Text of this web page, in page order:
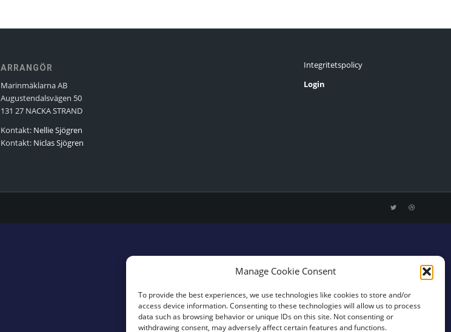
Manage Cookie Consent
To provide the best experiences, we use technologies like cookies to store and/or
access device information. Consenting to these technologies will allow us to process
data such as browsing behavior or unique IDs on this site. Not consenting or
withdrawing consent, may adversely affect certain features and functions.
ARRANGÖR
Marinmäklarna AB
Augustendalsvägen 50
131 27 NACKA STRAND
Kontakt: Nellie Sjögren
Kontakt: Niclas Sjögren
Integritetspolicy
Login